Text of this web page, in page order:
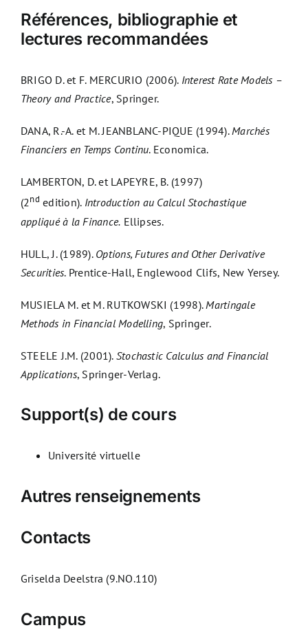
Références, bibliographie et
lectures recommandées
BRIGO D. et F. MERCURIO (2006). Interest Rate Models –
Theory and Practice, Springer.
DANA, R.-A. et M. JEANBLANC-PIQUE (1994).Marchés
Financiers en Temps Continu. Economica.
LAMBERTON, D. et LAPEYRE, B. (1997)
(2nd edition). Introduction au Calcul Stochastique
appliqué à la Finance. Ellipses.
HULL, J. (1989). Options, Futures and Other Derivative
Securities. Prentice-Hall, Englewood Clifs, New Yersey.
MUSIELA M. et M. RUTKOWSKI (1998). Martingale
Methods in Financial Modelling, Springer.
STEELE J.M. (2001). Stochastic Calculus and Financial
Applications, Springer-Verlag.
Support(s) de cours
Université virtuelle
Autres renseignements
Contacts
Griselda Deelstra (9.NO.110)
Campus